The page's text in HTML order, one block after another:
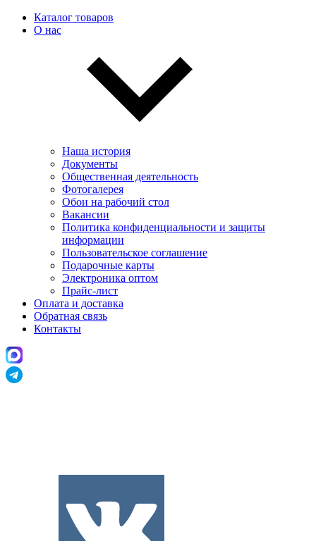
Каталог товаров
О нас
Наша история
Документы
Общественная деятельность
Фотогалерея
Обои на рабочий стол
Вакансии
Политика конфиденциальности и защиты
информации
Пользовательскоe соглашение
Подарочные карты
Электроника оптом
Прайс-лист
Оплата и доставка
Обратная связь
Контакты